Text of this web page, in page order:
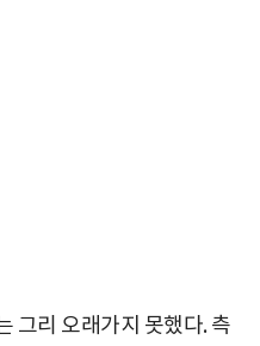
그리 오래가지 못했다. 측